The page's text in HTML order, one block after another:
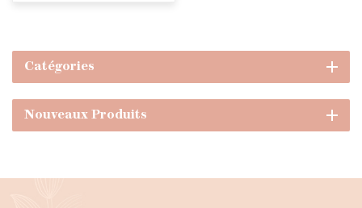
récupération, soins
des plaies, baume
de guérison pour
animaux de
compagnie
Catégories
Nouveaux Produits